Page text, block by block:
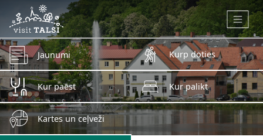
Skip to main content
Jaunumi Kurp doties
Kur paēst Kur palikt
Kartes un ceļveži